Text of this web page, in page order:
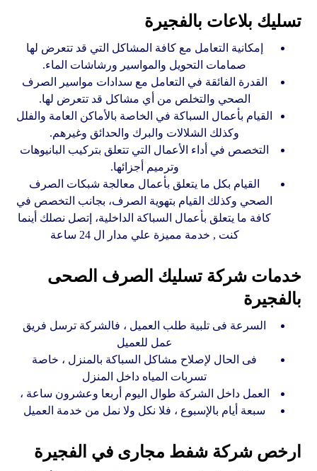
تسليك بلاعات بالفجيرة
إمكانية التعامل مع كافة المشاكل التي قد تتعرض لها
صمامات التحويل والمواسير ورشاشات الماء.
القدرة الفائقة في التعامل مع سدادات مواسير الصرف
الصحي والتخلص من أي مشاكل قد تتعرض لها.
القيام بأعمال السباكة في الخاصة بالأماكن العامة والفلل
وكذلك الشلالات والبرك والحدائق وغيرهم.
التخصص في أداء الأعمال التي تتعلق بتركيب البانيوهات
وترميم أجزائها.
القيام بكل ما يتعلق بأعمال معالجة شبكات الصرف
الصحي وكذلك القيام بتهوية الصرف، بجانب التخصص في
كافة ما يتعلق بأعمال السباكة الداخلية، إتصل نصلك أينما
كنت , خدمة مميزة علي مدار ال 24 ساعة
خدمات شركة تسليك الصرف الصحى
بالفجيرة
السرعة فى تلبية طلب العميل ، فالشركة ترسل فريق
عمل للعميل
فى الحال لإصلاح مشاكل السباكة بالمنزل ، خاصة
تسربات المياه داخل المنزل
العمل داخل الشركة طوال اليوم أربعا وعشرون ساعة ،
سبعة أيام بالإسبوع ، فلا نكل ولا نمل من خدمة العميل
ارخص شركة شفط مجارى في الفجيرة